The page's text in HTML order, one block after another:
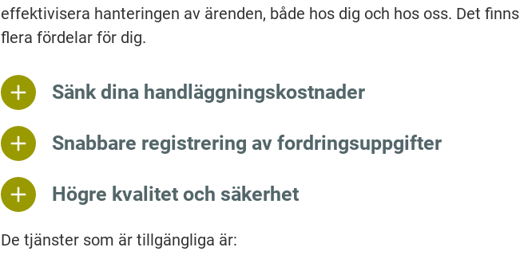
effektivisera hanteringen av ärenden, både hos dig och hos oss. Det finns
flera fördelar för dig.
Sänk dina handläggningskostnader
Snabbare registrering av fordringsuppgifter
Högre kvalitet och säkerhet
De tjänster som är tillgängliga är: